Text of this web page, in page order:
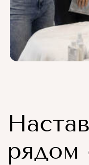
рядом